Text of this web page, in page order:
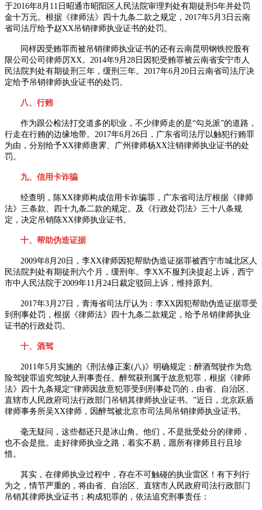
于2016年8 月 11 日昭通市昭阳区人民法院审理判处有期徒刑 5年并处罚
金十万元。根据《律师法》四十九条二款之规定， 2017年5 月 3 日云南
省司法厅给予赵XX吊销律师执业证书的处罚。
同样因受贿罪而被吊销律师执业证书的还有云南昆明钢铁控股有
限公司公司律师厉XX。 2014年9 月 28 日因犯受贿罪被云南省安宁市人
民法院判处有期徒刑三年，缓刑三年。 2017年6 月 20 日云南省司法厅决
定给予吊销律师执业证书的处罚。
八、行贿
作为跟公检法打交道多的职业，不少律师走的是“勾兑派”的道路，
行走在行贿的边缘地带。 2017年6 月 26 日，广东省司法厅以触犯行贿罪
为由，分别给予XX律师唐霁、广州律师杨XX注销律师执业证书的处
罚。
九、信用卡诈骗
经查明，陈XX律师构成信用卡诈骗罪，广东省司法厅根据《律师
法》三条款、四十九条二款的规定。及《行政处罚法》三十八条规
定，决定吊销陈XX律师执业证书。
十、帮助伪造证据
2009年8月 20日，李XX律师因犯帮助伪造证据罪被西宁市城北区人
民法院判处有期徒刑六个月，缓刑年。李XX不服判决提起上诉，西宁
市中人民法院于2009年11 月 24 日裁定驳回上诉，维持原判。
2017年3月 27日，青海省司法厅认为：李XX因犯帮助伪造证据罪受
到刑事处罚，根据《律师法》四十九条二款规定，给予吊销律师执业
证书的行政处罚。
十、酒驾
2011年5月实施的《刑法修正案(八)》明确规定：醉酒驾驶作为危
险驾驶罪追究驾驶人刑事责任。醉驾获刑属于故意犯罪，根据《律师
法》四十九条规定“律师因故意犯罪受到刑事处罚的，由省、自治区、
直辖市人民政府司法行政部门吊销其律师执业证书。”近日，北京跃盾
律师事务所吴XX律师，因醉驾被北京市司法局吊销律师执业证书。
毫无疑问，这些都还只是冰山角。他们，不是批受处分的律师，
也不会是批。走好律师执业之路，着实不易，愿所有律师且行且珍
惜。
其实，在律师执业过程中，存在不可触碰的执业雷区！有下列行
为之，情节严重的，将由省、自治区、直辖市人民政府司法行政部门
吊销其律师执业证书；构成犯罪的，依法追究刑事责任：